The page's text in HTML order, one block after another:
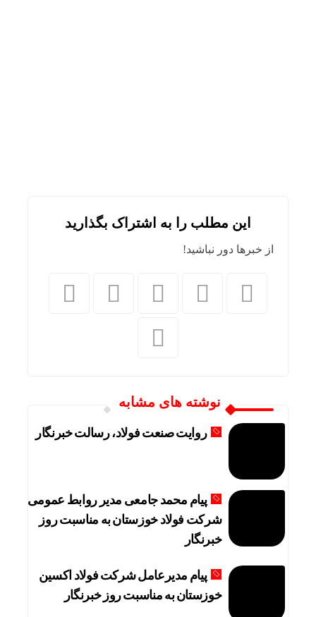
این مطلب را به اشتراک بگذارید
از خبرها دور نباشید!
نوشته های مشابه
روایت صنعت فولاد،‌ رسالت خبرنگار
پیام محمد جامعی مدیر روابط عمومی
شرکت فولاد خوزستان به مناسبت روز
خبرنگار
پیام مدیرعامل شرکت فولاد اکسین
خوزستان به مناسبت روز خبرنگار